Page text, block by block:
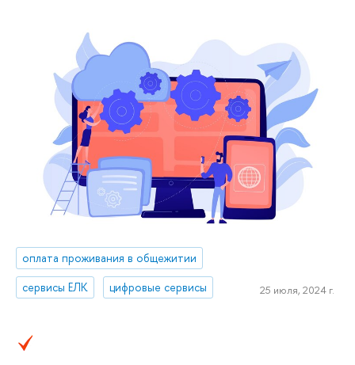
оплата проживания в общежитии
сервисы ЕЛК
цифровые сервисы 25 июля, 2024 г.